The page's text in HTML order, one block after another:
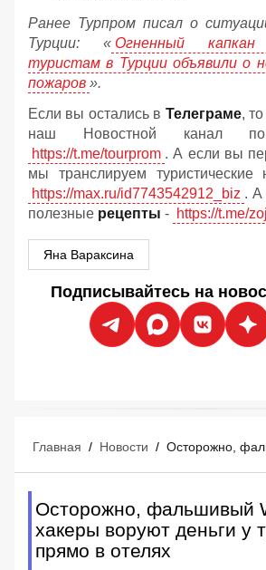
Ранее Турпром писал о
Турции: « Огненный капкан
туристам в Турции объявили о
пожаров ».
Если вы остались в Телеграме,
наш Новостной канал
https://t.me/tourprom . А если вы
мы транслируем туристические
https://max.ru/id7743542912_biz . А
полезные рецепты - https://t.me/
Яна Вараксина
Подписывайтесь на
Главная / Новости /
Осторожно, фальшивый
хакеры воруют деньги у
прямо в отелях